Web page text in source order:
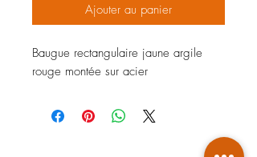
Ajouter au panier
Baugue rectangulaire jaune argile
rouge montée sur acier